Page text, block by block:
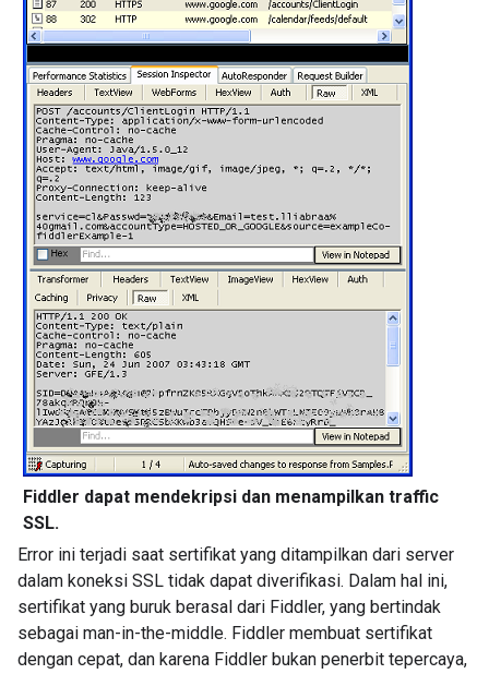
Fiddler dapat mendekripsi dan menampilkan traffic
SSL.
Error ini terjadi saat sertifikat yang ditampilkan dari server
dalam koneksi SSL tidak dapat diverifikasi. Dalam hal ini,
sertifikat yang buruk berasal dari Fiddler, yang bertindak
sebagai man-in-the-middle. Fiddler membuat sertifikat
dengan cepat, dan karena Fiddler bukan penerbit tepercaya,